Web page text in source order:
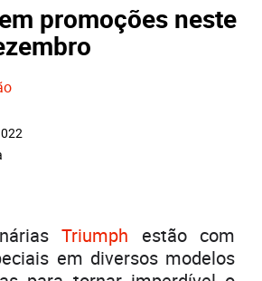
promoções neste
Triumph estão com
em diversos modelos